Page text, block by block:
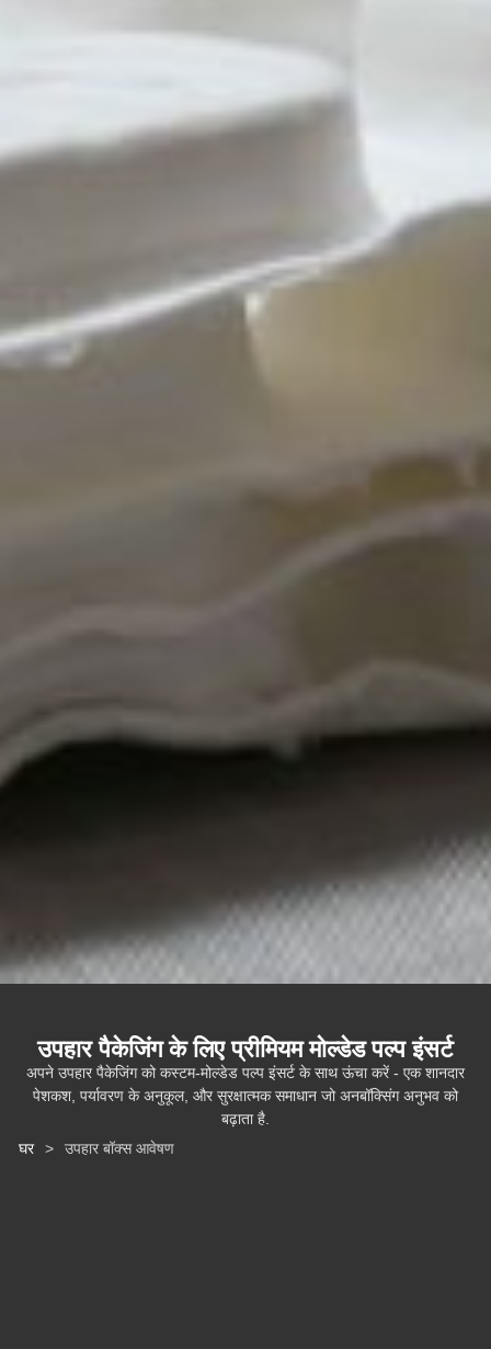
उपहार पैकेजिंग के लिए प्रीमियम मोल्डेड पल्प इंसर्ट
अपने उपहार पैकेजिंग को कस्टम-मोल्डेड पल्प इंसर्ट के साथ ऊंचा करें - एक शानदार
पेशकश, पर्यावरण के अनुकूल, और सुरक्षात्मक समाधान जो अनबॉक्सिंग अनुभव को
बढ़ाता है.
घर
> उपहार बॉक्स आवेषण